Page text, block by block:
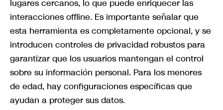
lugares cercanos, lo que puede enriquecer las
interacciones offline. Es importante señalar que
esta herramienta es completamente opcional, y se
introducen controles de privacidad robustos para
garantizar que los usuarios mantengan el control
sobre su información personal. Para los menores
de edad, hay configuraciones específicas que
ayudan a proteger sus datos.